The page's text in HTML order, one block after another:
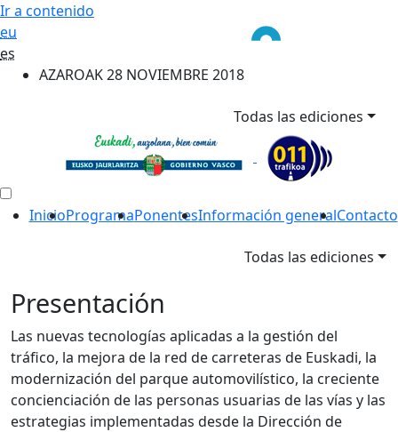
Ir a contenido
eu
es
AZAROAK 28 NOVIEMBRE 2018
Todas las ediciones
InicioProgramaPonentesInformación generalContacto
Todas las ediciones
Presentación
Las nuevas tecnologías aplicadas a la gestión del
tráfico, la mejora de la red de carreteras de Euskadi, la
modernización del parque automovilístico, la creciente
concienciación de las personas usuarias de las vías y las
estrategias implementadas desde la Dirección de